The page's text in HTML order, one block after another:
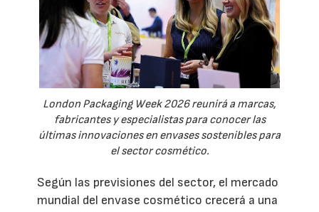
London Packaging Week 2026 reunirá a marcas,
fabricantes y especialistas para conocer las
últimas innovaciones en envases sostenibles para
el sector cosmético.
Según las previsiones del sector, el mercado
mundial del envase cosmético crecerá a una